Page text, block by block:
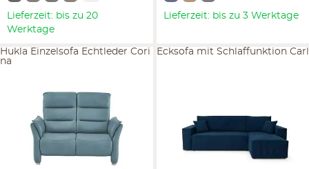
Lieferzeit: bis zu 20
Werktage
Lieferzeit: bis zu 3 Werktage
Hukla Einzelsofa Echtleder Cori
na
Ecksofa mit Schlaffunktion Carl